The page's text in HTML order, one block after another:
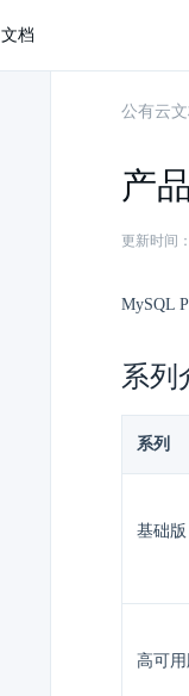
文档
公有云
产
更新时间
MySQL
系列
系列
基础版
高可用